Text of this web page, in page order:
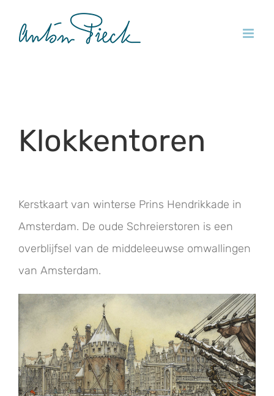
naar
Klokkentoren
Kerstkaart van winterse Prins Hendrikkade in
Amsterdam. De oude Schreierstoren is een
overblijfsel van de middeleeuwse omwallingen
van Amsterdam.